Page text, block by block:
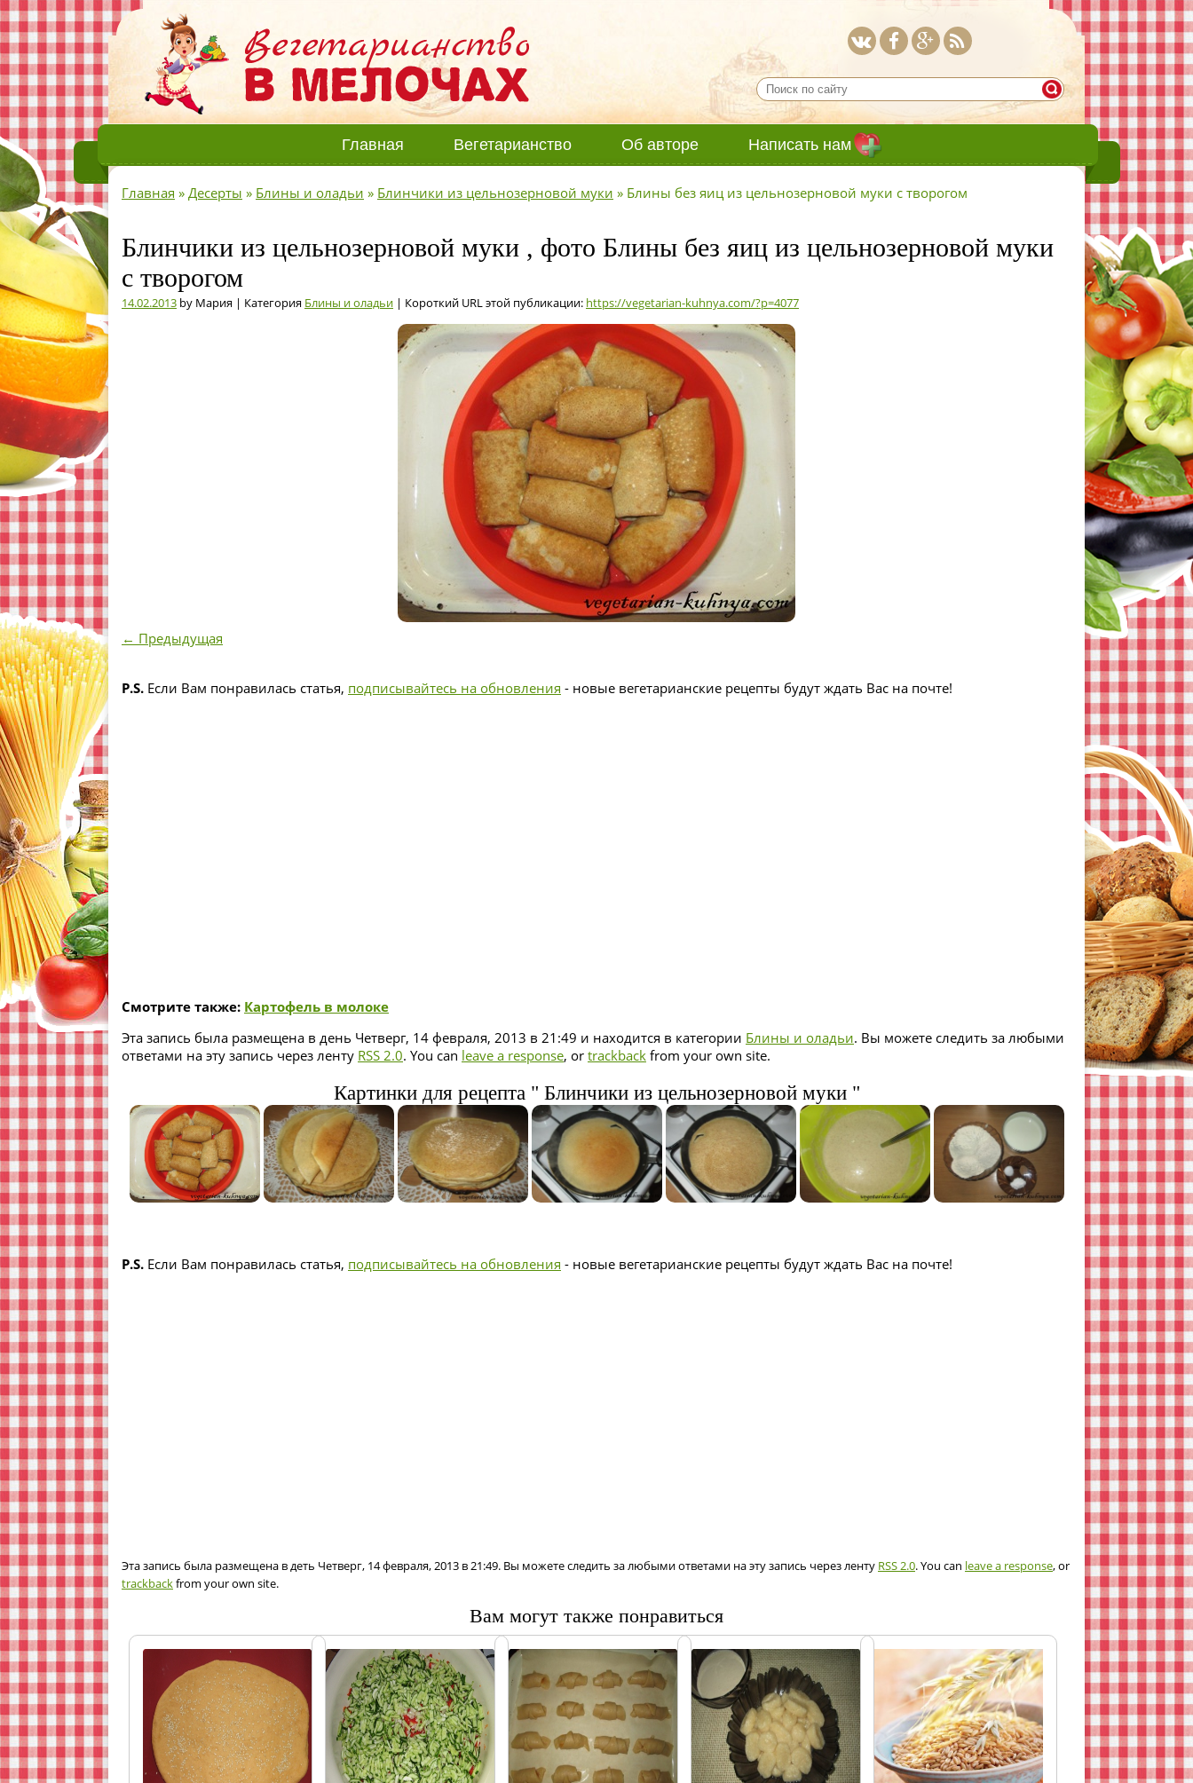
Главная Вегетарианство Об авторе Написать нам
Главная » Десерты » Блины и оладьи » Блинчики из цельнозерновой муки » Блины без яиц из цельнозерновой муки с творогом
Блинчики из цельнозерновой муки , фото Блины без яиц из цельнозерновой муки
с творогом
14.02.2013 by Мария | Категория Блины и оладьи | Короткий URL этой публикации: https://vegetarian-kuhnya.com/?p=4077
← Предыдущая
P.S. Если Вам понравилась статья, подписывайтесь на обновления - новые вегетарианские рецепты будут ждать Вас на почте!
Смотрите также: Картофель в молоке
Эта запись была размещена в день Четверг, 14 февраля, 2013 в 21:49 и находится в категории Блины и оладьи. Вы можете следить за любыми
ответами на эту запись через ленту RSS 2.0. You can leave a response, or trackback from your own site.
Картинки для рецепта " Блинчики из цельнозерновой муки "
P.S. Если Вам понравилась статья, подписывайтесь на обновления - новые вегетарианские рецепты будут ждать Вас на почте!
Эта запись была размещена в деть Четверг, 14 февраля, 2013 в 21:49. Вы можете следить за любыми ответами на эту запись через ленту RSS 2.0. You can leave a response, or
trackbackfrom your own site.
Вам могут также понравиться